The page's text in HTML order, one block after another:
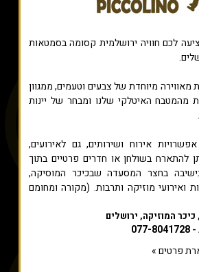
לכם חוויה ירושלמית קסומה בסמטאות
מאווירה מיוחדת של צבעים וטעמים, ממגוון
מהמטבח האיטלקי שלנו ומבחר של יינות
אירוח ושירותים, גם לאירועים,
להתארח בשולחן או חדרים פרטיים בתוך
בחצר המסעדה שבכיכר המוסיקה,
ואירועי מוזיקה ותרבות. (מקורה ומחומם
-
077-8041728
פרטים »